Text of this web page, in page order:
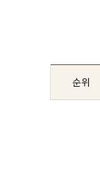
순위